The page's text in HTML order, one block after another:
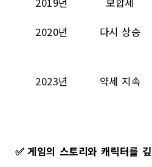
2020년
다시 상승
2023년
약세 지속
✅게임의 스토리와 캐릭터를